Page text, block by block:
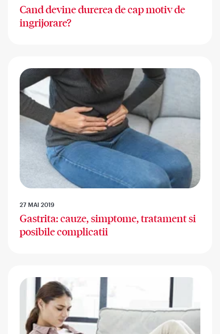
Cand devine durerea de cap motiv de
ingrijorare?
27 MAI 2019
Gastrita: cauze, simptome, tratament si
posibile complicatii